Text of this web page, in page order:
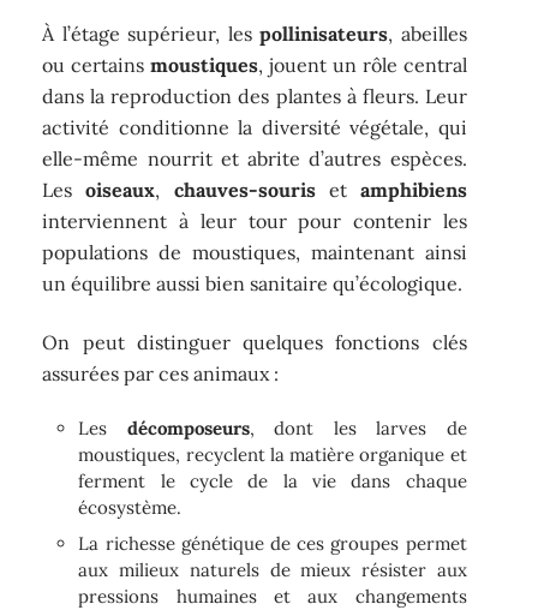
À l’étage supérieur, lespollinisateurs, abeilles
ou certainsmoustiques, jouent un rôle central
dans la reproduction des plantes à fleurs. Leur
activité conditionne la diversité végétale, qui
elle-même nourrit et abrite d’autres espèces.
Lesoiseaux, chauves-souriset amphibiens
interviennent à leur tour pour contenir les
populations de moustiques, maintenant ainsi
un équilibre aussi bien sanitaire qu’écologique.
On peut distinguer quelques fonctions clés
assurées par ces animaux :
Les décomposeurs, dont les larves de
moustiques, recyclent la matière organique et
ferment le cycle de la vie dans chaque
écosystème.
La richesse génétique de ces groupes permet
aux milieux naturels de mieux résister aux
pressions humaines et aux changements